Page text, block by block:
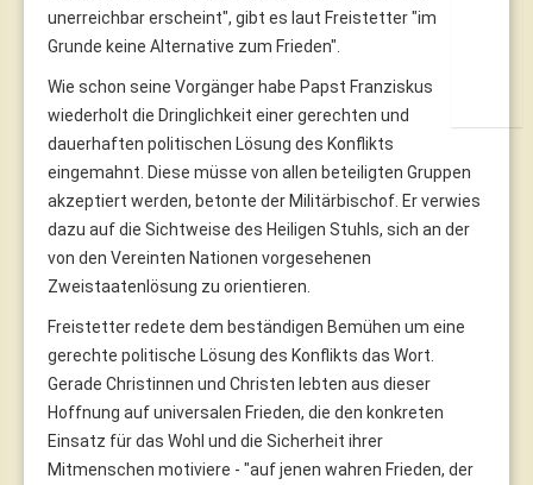
unerreichbar erscheint", gibt es laut Freistetter "im
Grunde keine Alternative zum Frieden".
Wie schon seine Vorgänger habe Papst Franziskus
wiederholt die Dringlichkeit einer gerechten und
dauerhaften politischen Lösung des Konflikts
eingemahnt. Diese müsse von allen beteiligten Gruppen
akzeptiert werden, betonte der Militärbischof. Er verwies
dazu auf die Sichtweise des Heiligen Stuhls, sich an der
von den Vereinten Nationen vorgesehenen
Zweistaatenlösung zu orientieren.
Freistetter redete dem beständigen Bemühen um eine
gerechte politische Lösung des Konflikts das Wort.
Gerade Christinnen und Christen lebten aus dieser
Hoffnung auf universalen Frieden, die den konkreten
Einsatz für das Wohl und die Sicherheit ihrer
Mitmenschen motiviere - "auf jenen wahren Frieden, der